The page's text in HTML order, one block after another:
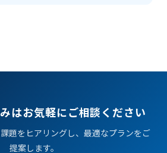
はお気軽にご相談ください
題をヒアリングし、最適なプランをご
提案します。